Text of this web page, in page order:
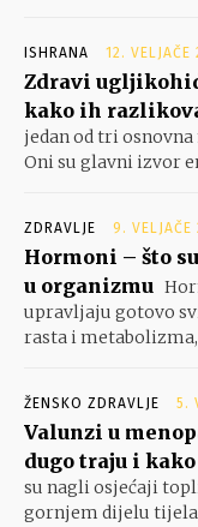
ISHRANA 12. VELJAČE
Zdravi
kako ih
jedan od tri
Oni su glavni izvor
ZDRAVLJE 9. VELJAČE
Hormoni – što
u organizmu
upravljaju gotovo
rasta i metabolizma,
ŽENSKO ZDRAVLJE 5.
Valunzi u
dugo traju i
su nagli osjećaji
gornjem dijelu